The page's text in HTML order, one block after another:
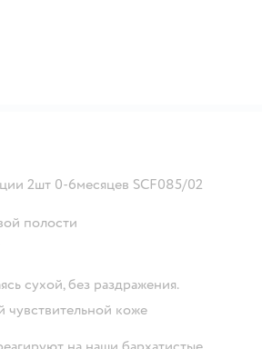
2шт 0-6месяцев SCF085/02
полости
сухой, без раздражения.
чувствительной коже